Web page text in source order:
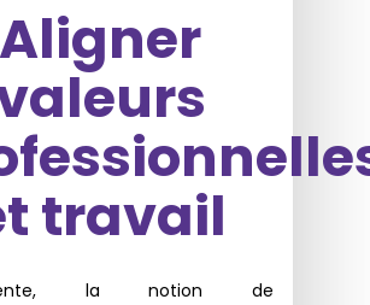
Aligner
travail
la notion de